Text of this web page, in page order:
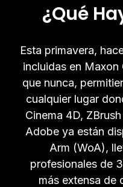
¿Qué
Esta primavera,
incluidas en Maxon
que nunca,
cualquier lugar
Cinema 4D,
Adobe ya están
Arm (WoA),
profesionales de
más extensa de